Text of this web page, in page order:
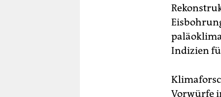
Indizien
Vorwürfe